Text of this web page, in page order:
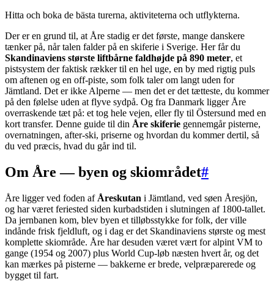
Hitta och boka de bästa turerna, aktiviteterna och utflykterna.
Der er en grund til, at Åre stadig er det første, mange danskere
tænker på, når talen falder på en skiferie i Sverige. Her får du
Skandinaviens største liftbårne faldhøjde på 890 meter, et
pistsystem der faktisk rækker til en hel uge, en by med rigtig puls
om aftenen og en off-piste, som folk taler om langt uden for
Jämtland. Det er ikke Alperne — men det er det tætteste, du kommer
på den følelse uden at flyve sydpå. Og fra Danmark ligger Åre
overraskende tæt på: et tog hele vejen, eller fly til Östersund med en
kort transfer. Denne guide til din Åre skiferie gennemgår pisterne,
overnatningen, after-ski, priserne og hvordan du kommer dertil, så
du ved præcis, hvad du går ind til.
Om Åre — byen og skiområdet#
Åre ligger ved foden af Åreskutan i Jämtland, ved søen Åresjön,
og har været feriested siden kurbadstiden i slutningen af 1800-tallet.
Da jernbanen kom, blev byen et tilløbsstykke for folk, der ville
indånde frisk fjeldluft, og i dag er det Skandinaviens største og mest
komplette skiområde. Åre har desuden været vært for alpint VM to
gange (1954 og 2007) plus World Cup-løb næsten hvert år, og det
kan mærkes på pisterne — bakkerne er brede, velpræparerede og
bygget til fart.